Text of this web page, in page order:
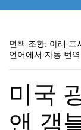
면책 조항: 아래 표
언어에서 자동 번
미국
앤 갬